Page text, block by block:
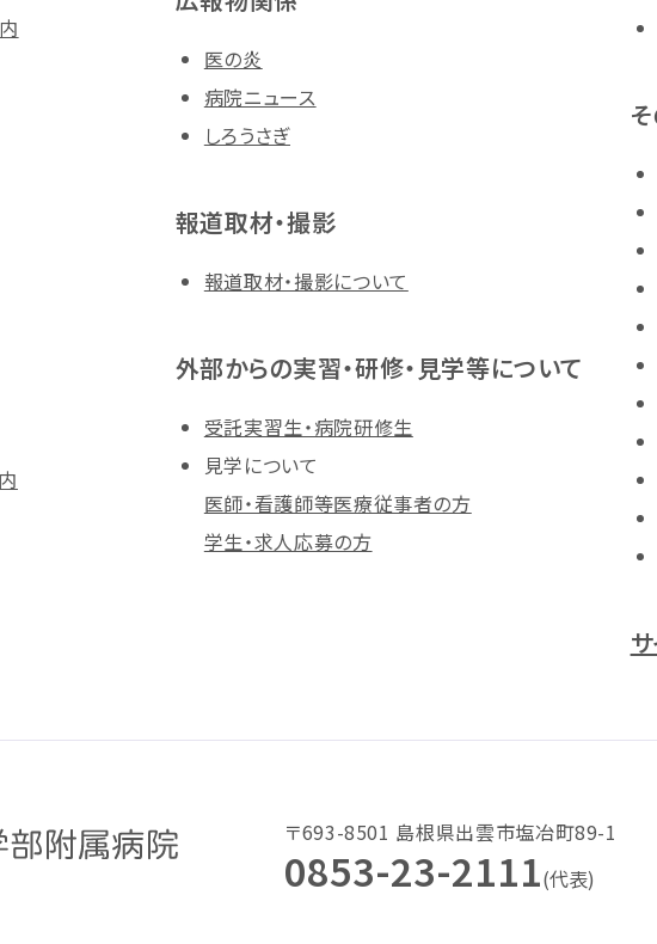
医の炎
病院ニュース
しろうさぎ
報道取材・撮影
報道取材・撮影について
外部からの実習・研修・見学等について
受託実習生・病院研修生
見学について
医師・看護師等医療従事者の方
学生・求人応募の方
〒693-8501 島根県出雲市塩冶町89-1
0853-23-2111(代表)